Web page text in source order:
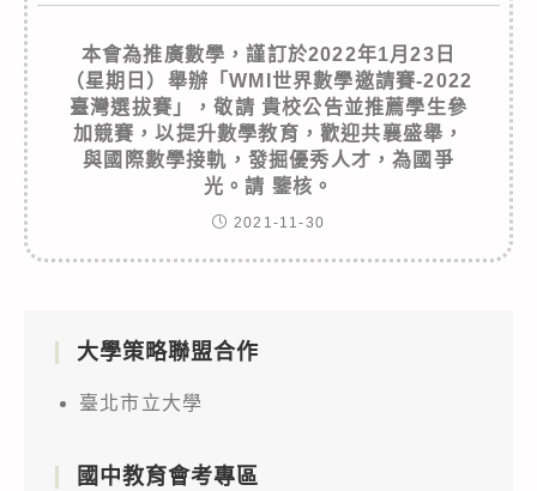
本會為推廣數學，謹訂於2022年1月23日
（星期日）舉辦「WMI世界數學邀請賽-2022
臺灣選拔賽」，敬請 貴校公告並推薦學生參
加競賽，以提升數學教育，歡迎共襄盛舉，
與國際數學接軌，發掘優秀人才，為國爭
光。請 鑒核。
2021-11-30
大學策略聯盟合作
臺北市立大學
國中教育會考專區